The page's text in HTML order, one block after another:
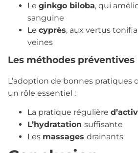
Le ginkgo biloba, qui
sanguine
Le cyprès, aux vertus
veines
Les méthodes préventives
L’adoption de bonnes pratiques
un rôle essentiel :
La pratique régulière
L’hydratation suffisante
Les massages drainants